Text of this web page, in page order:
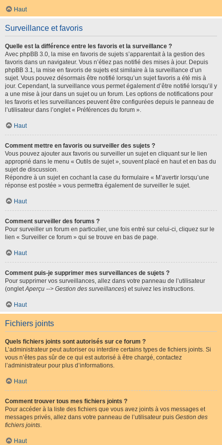
Haut
Surveillance et favoris
Quelle est la différence entre les favoris et la surveillance ?
Avec phpBB 3.0, la mise en favoris de sujets s’apparentait à la gestion des
favoris dans un navigateur. Vous n’étiez pas notifié des mises à jour. Depuis
phpBB 3.1, la mise en favoris de sujets est similaire à la surveillance d’un
sujet. Vous pouvez désormais être notifié lorsqu’un sujet favoris a été mis à
jour. Cependant, la surveillance vous permet également d’être notifié lorsqu’il y
a une mise à jour dans un sujet ou un forum. Les options de notifications pour
les favoris et les surveillances peuvent être configurées depuis le panneau de
l’utilisateur dans l’onglet « Préférences du forum ».
Haut
Comment mettre en favoris ou surveiller des sujets ?
Vous pouvez ajouter aux favoris ou surveiller un sujet en cliquant sur le lien
approprié dans le menu « Outils de sujet », souvent placé en haut et en bas du
sujet de discussion.
Répondre à un sujet en cochant la case du formulaire « M’avertir lorsqu’une
réponse est postée » vous permettra également de surveiller le sujet.
Haut
Comment surveiller des forums ?
Pour surveiller un forum en particulier, une fois entré sur celui-ci, cliquez sur le
lien « Surveiller ce forum » qui se trouve en bas de page.
Haut
Comment puis-je supprimer mes surveillances de sujets ?
Pour supprimer vos surveillances, allez dans votre panneau de l’utilisateur
(ongletAperçu --> Gestion des surveillances) et suivez les instructions.
Haut
Fichiers joints
Quels fichiers joints sont autorisés sur ce forum ?
L’administrateur peut autoriser ou interdire certains types de fichiers joints. Si
vous n’êtes pas sûr de ce qui est autorisé à être chargé, contactez
l’administrateur pour plus d’informations.
Haut
Comment trouver tous mes fichiers joints ?
Pour accéder à la liste des fichiers que vous avez joints à vos messages et
messages privés, allez dans votre panneau de l’utilisateur puis Gestion des
fichiers joints.
Haut